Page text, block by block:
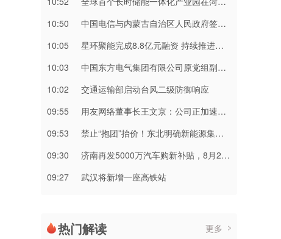
10:50
中国电信与内蒙古自治区人民政府签署战略合作协议
10:05
星环聚能完成8.8亿元融资 持续推进聚变能源工程化
10:03
中国东方电气集团有限公司原党组副书记、董事宋致远接受中央纪委国家监委纪律审查和监察调查
10:02
交通运输部启动台风二级防御响应
09:55
用友网络董事长王文京：公司正加速转型 企业AI业务占比快速提升
09:53
禁止“抱团”抬价！东北明确新能源集中报价仅限同省同集团
09:30
济南再发5000万汽车购新补贴，8月20日起申报
09:27
武汉将新增一座高铁站
热门解读 更多